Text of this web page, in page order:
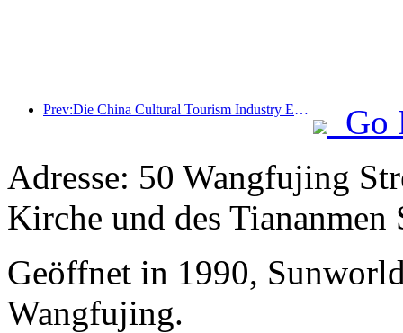
Prev:Die China Cultural Tourism Industry Expo 2025 findet vom 12. bis 14. September in Wuhan statt.
Go
Adresse: 50 Wangfujing
Kirche und des Tiananmen
Geöffnet in 1990,
Wangfujing.